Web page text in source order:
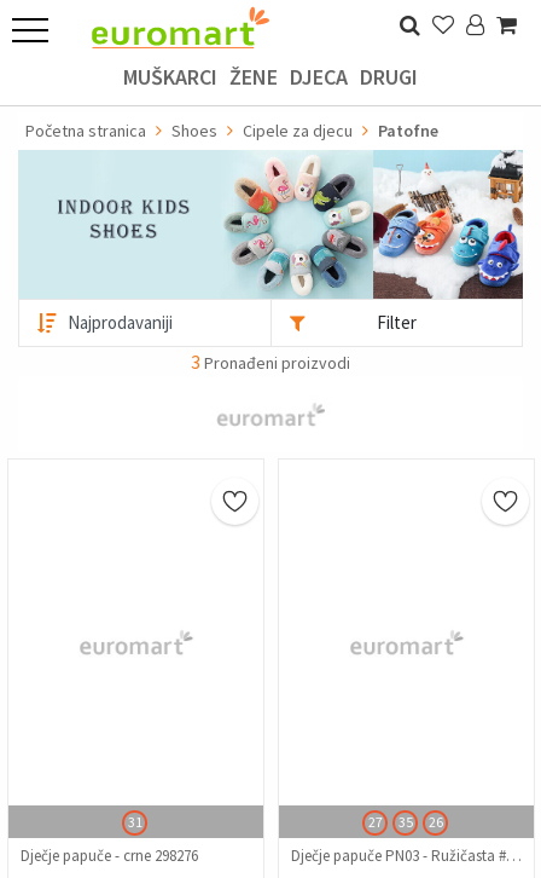
MUŠKARCI ŽENE DJECA DRUGI
Početna stranica Shoes Cipele za djecu Patofne
Filter
3 Pronađeni proizvodi
31
Dječje papuče - crne 298276
27 35 26
Dječje papuče PN03 - Ružičasta #363341